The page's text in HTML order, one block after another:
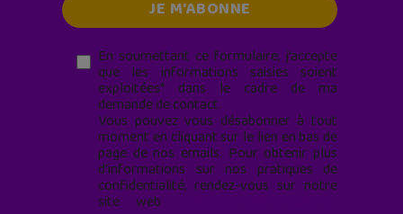
En soumettant ce formulaire, j’accepte
que les informations saisies soient
exploitées* dans le cadre de ma
demande de contact.
Vous pouvez vous désabonner à tout
moment en cliquant sur le lien en bas de
page de nos emails. Pour obtenir plus
d'informations sur nos pratiques de
confidentialité, rendez-vous sur notre
site web